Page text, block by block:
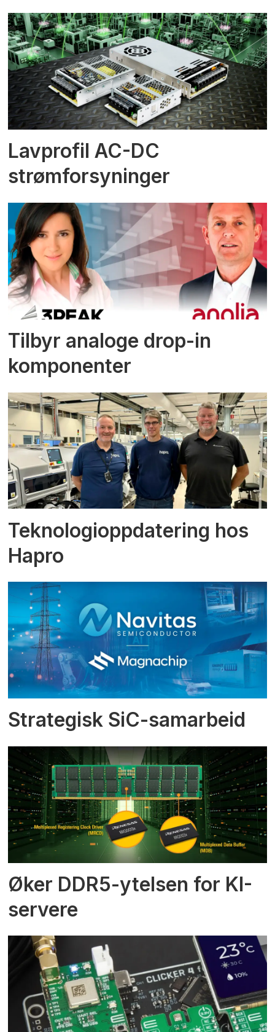
Lavprofil AC-DC
strømforsyninger
Tilbyr analoge drop-in
komponenter
Teknologioppdatering hos
Hapro
Strategisk SiC-samarbeid
Øker DDR5-ytelsen for KI-
servere